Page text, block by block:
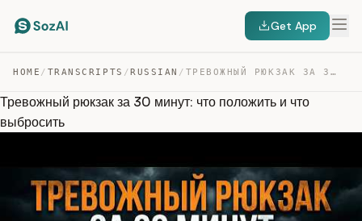
Get App
HOME / TRANSCRIPTS /RUSSIAN / ТРЕВОЖНЫЙ РЮКЗАК ЗА 30 МИНУТ: ЧТО ПОЛОЖИТЬ И ЧТО ВЫБРОС… — TRANSCRIPT
Тревожный рюкзак за 30 минут: что положить и что
выбросить